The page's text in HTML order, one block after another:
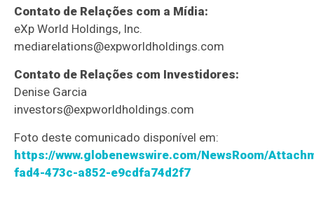
Contato de Relações com a Mídia:
eXp World Holdings, Inc.
mediarelations@expworldholdings.com
Contato de Relações com Investidores:
Denise Garcia
investors@expworldholdings.com
Foto deste comunicado disponível em:
https://www.globenewswire.com/NewsRoom/
fad4-473c-a852-e9cdfa74d2f7